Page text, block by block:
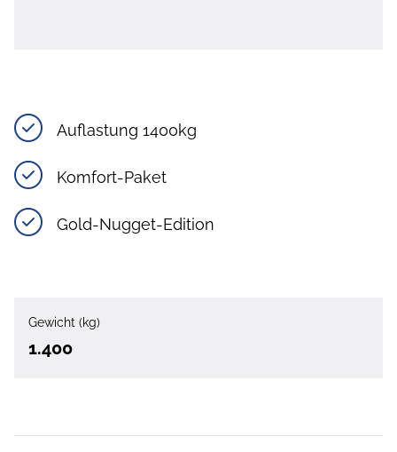
Auflastung 1400kg
Komfort-Paket
Gold-Nugget-Edition
Gewicht (kg)
1.400